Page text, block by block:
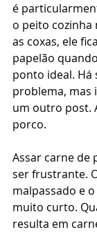
é
o peito
as coxas, ele
papelão
ponto ideal. Há
problema, mas
um outro post.
porco.
Assar carne de
ser frustrante.
malpassado e
muito curto.
resulta em